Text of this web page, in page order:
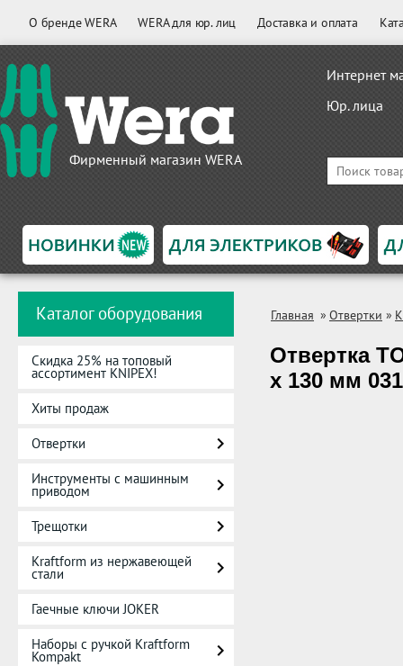
О бренде WERA WERA для юр. лиц Доставка и оплата
Фирменный магазин WERA
Интернет
Юр. лица
Каталог оборудования
Скидка 25% на топовый
ассортимент KNIPEX!
Хиты продаж
Отвертки
Инструменты с машинным
приводом
Трещотки
Kraftform из нержавеющей
стали
Гаечные ключи JOKER
Наборы с ручкой Kraftform
Kompakt
Главная » Отвертки »
Отвертка
x 130 мм